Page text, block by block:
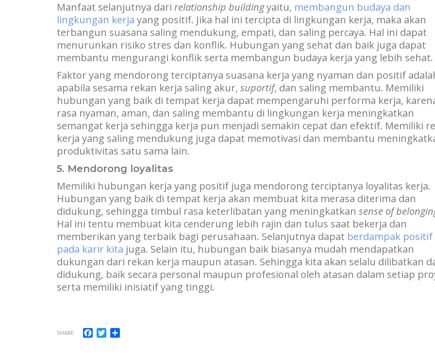
Manfaat selanjutnya dari relationship buildingyaitu, membangun budaya dan
lingkungan kerja yang positif. Jika hal ini tercipta di lingkungan kerja, maka akan
terbangun suasana saling mendukung, empati, dan saling percaya. Hal ini dapat
menurunkan risiko stres dan konflik. Hubungan yang sehat dan baik juga dapat
membantu mengurangi konflik serta membangun budaya kerja yang lebih sehat.
Faktor yang mendorong terciptanya suasana kerja yang nyaman dan positif
apabila sesama rekan kerja saling akur, suportif, dan saling membantu. Memiliki
hubungan yang baik di tempat kerja dapat mempengaruhi performa kerja,
rasa nyaman, aman, dan saling membantu di lingkungan kerja meningkatkan
semangat kerja sehingga kerja pun menjadi semakin cepat dan efektif. Memiliki
kerja yang saling mendukung juga dapat memotivasi dan membantu
produktivitas satu sama lain.
5. Mendorong loyalitas
Memiliki hubungan kerja yang positif juga mendorong terciptanya loyalitas kerja.
Hubungan yang baik di tempat kerja akan membuat kita merasa diterima dan
didukung, sehingga timbul rasa keterlibatan yang meningkatkan sense of
Hal ini tentu membuat kita cenderung lebih rajin dan tulus saat bekerja dan
memberikan yang terbaik bagi perusahaan. Selanjutnya dapat berdampak positif
pada karir kita juga. Selain itu, hubungan baik biasanya mudah mendapatkan
dukungan dari rekan kerja maupun atasan. Sehingga kita akan selalu dilibatkan
didukung, baik secara personal maupun profesional oleh atasan dalam setiap
serta memiliki inisiatif yang tinggi.
SHARE Facebook
Twitter